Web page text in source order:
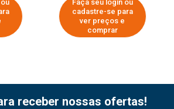
Faça seu login ou
cadastre-se para
ver preços e
comprar
receber nossas ofertas!